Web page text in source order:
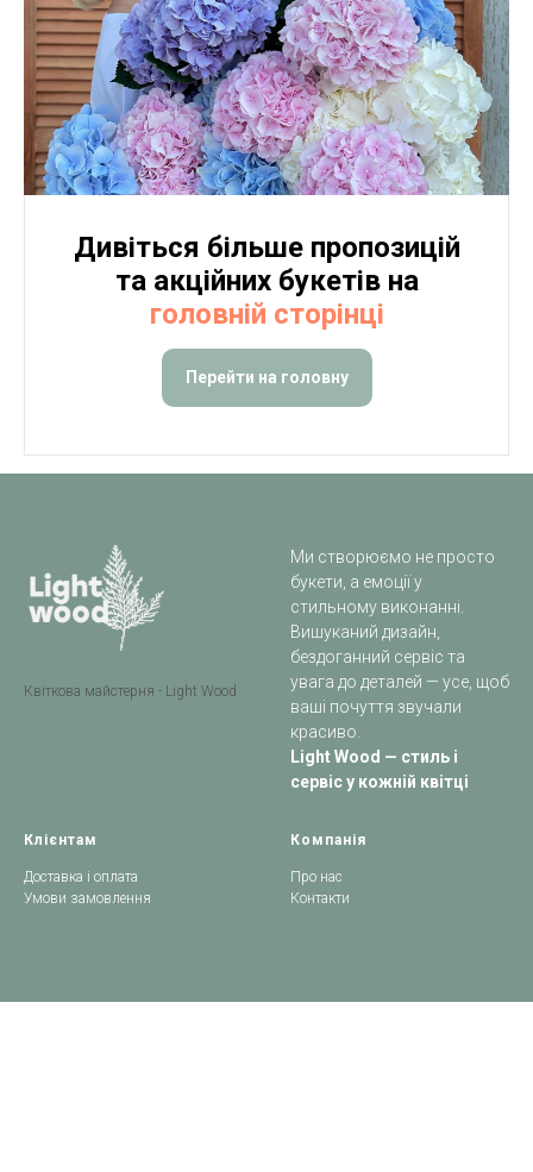
Дивіться більше пропозицій
та акційних букетів на
головній сторінці
Перейти на головну
Квіткова майстерня - Light Wood
Ми створюємо не просто
букети, а емоції у
стильному виконанні.
Вишуканий дизайн,
бездоганний сервіс та
увага до деталей — усе, щоб
ваші почуття звучали
красиво.
Light Wood — стиль і
сервіс у кожній квітці
Клієнтам
Доставка і оплата
Умови замовлення
Компанія
Про нас
Контакти